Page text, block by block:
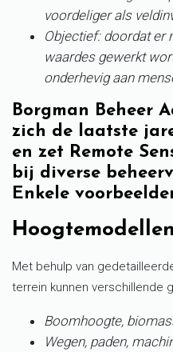
voordeliger als
Objectief: doordat er
waardes gewerkt
onderhevig aan
Borgman Beheer
zich de laatste
en zet Remote
bij diverse
Enkele
Hoogtemodellen
Met behulp van
terrein kunnen verschillende
Boomhoogte,
Wegen, paden,